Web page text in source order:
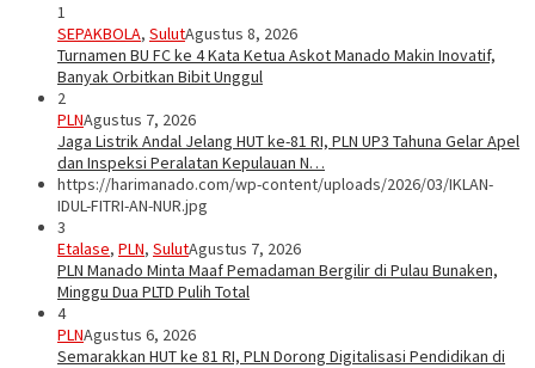
1
SEPAKBOLA, SulutAgustus 8, 2026
Turnamen BU FC ke 4 Kata Ketua Askot Manado Makin Inovatif,
Banyak Orbitkan Bibit Unggul
2
PLNAgustus 7, 2026
Jaga Listrik Andal Jelang HUT ke-81 RI, PLN UP3 Tahuna Gelar Apel
dan Inspeksi Peralatan Kepulauan N…
https://harimanado.com/wp-content/uploads/2026/03/IKLAN-
IDUL-FITRI-AN-NUR.jpg
3
Etalase, PLN, SulutAgustus 7, 2026
PLN Manado Minta Maaf Pemadaman Bergilir di Pulau Bunaken,
Minggu Dua PLTD Pulih Total
4
PLNAgustus 6, 2026
Semarakkan HUT ke 81 RI, PLN Dorong Digitalisasi Pendidikan di